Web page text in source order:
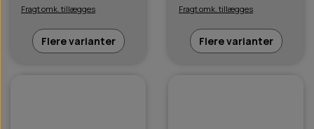
Fragt omk. tillægges
Flere varianter
Fragt omk. tillægges
Flere varianter